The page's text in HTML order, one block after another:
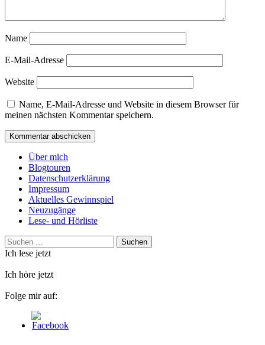
Name
E-Mail-Adresse
Website
Name, E-Mail-Adresse und Website in diesem Browser für
meinen nächsten Kommentar speichern.
Über mich
Blogtouren
Datenschutzerklärung
Impressum
Aktuelles Gewinnspiel
Neuzugänge
Lese- und Hörliste
Suchen
nach:
Ich lese jetzt
Ich höre jetzt
Folge mir auf: